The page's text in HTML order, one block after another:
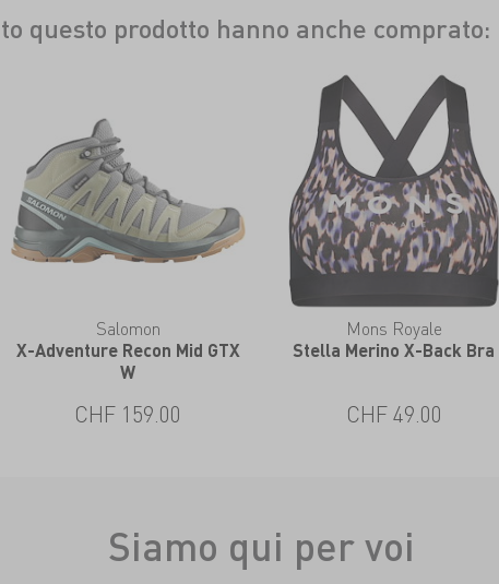
questo prodotto hanno anche comprato:
Salomon
X-Adventure Recon Mid GTX
W
CHF 159.00
Mons Royale
Stella Merino X-Back Bra
CHF 49.00
Siamo qui per voi